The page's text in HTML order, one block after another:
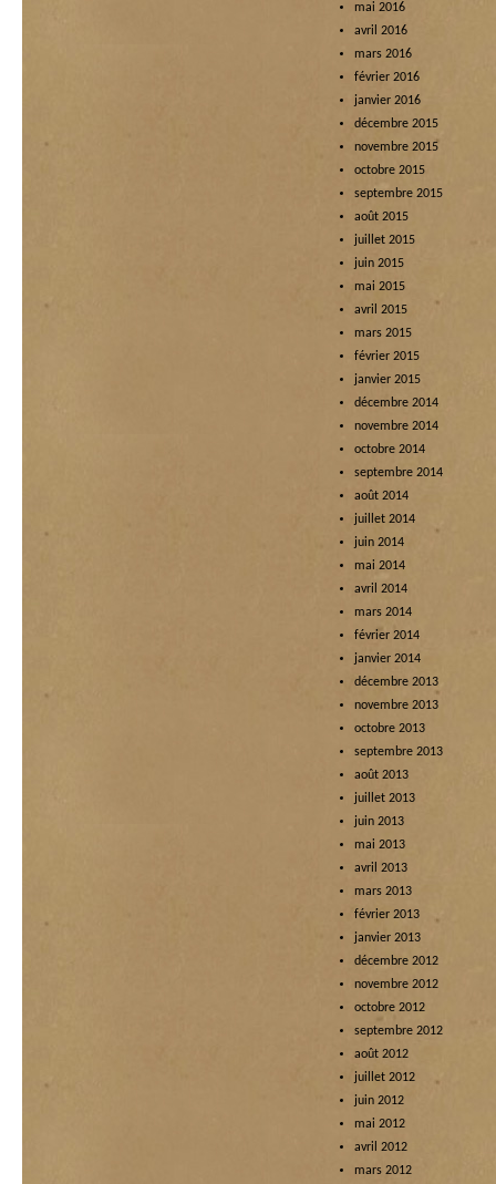
mai 2016
avril 2016
mars 2016
février 2016
janvier 2016
décembre 2015
novembre 2015
octobre 2015
septembre 2015
août 2015
juillet 2015
juin 2015
mai 2015
avril 2015
mars 2015
février 2015
janvier 2015
décembre 2014
novembre 2014
octobre 2014
septembre 2014
août 2014
juillet 2014
juin 2014
mai 2014
avril 2014
mars 2014
février 2014
janvier 2014
décembre 2013
novembre 2013
octobre 2013
septembre 2013
août 2013
juillet 2013
juin 2013
mai 2013
avril 2013
mars 2013
février 2013
janvier 2013
décembre 2012
novembre 2012
octobre 2012
septembre 2012
août 2012
juillet 2012
juin 2012
mai 2012
avril 2012
mars 2012